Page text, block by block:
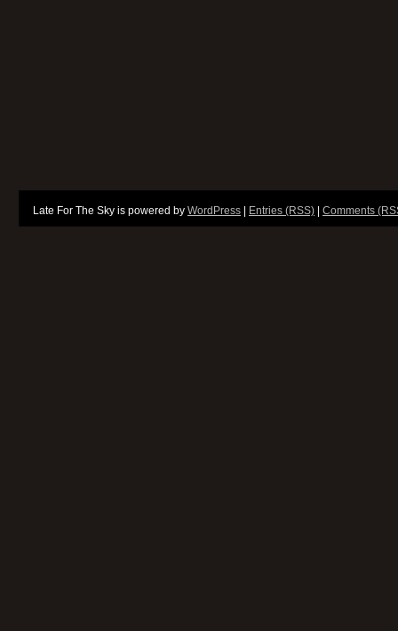
Late For The Sky is powered by WordPress Entries (RSS) Comments